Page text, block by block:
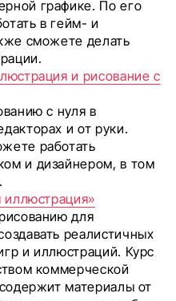
графике. По его
в гейм- и
сможете делать
и рисование с
с нуля в
и от руки.
работать
и дизайнером, в том
для
реалистичных
и иллюстраций. Курс
коммерческой
материалы от